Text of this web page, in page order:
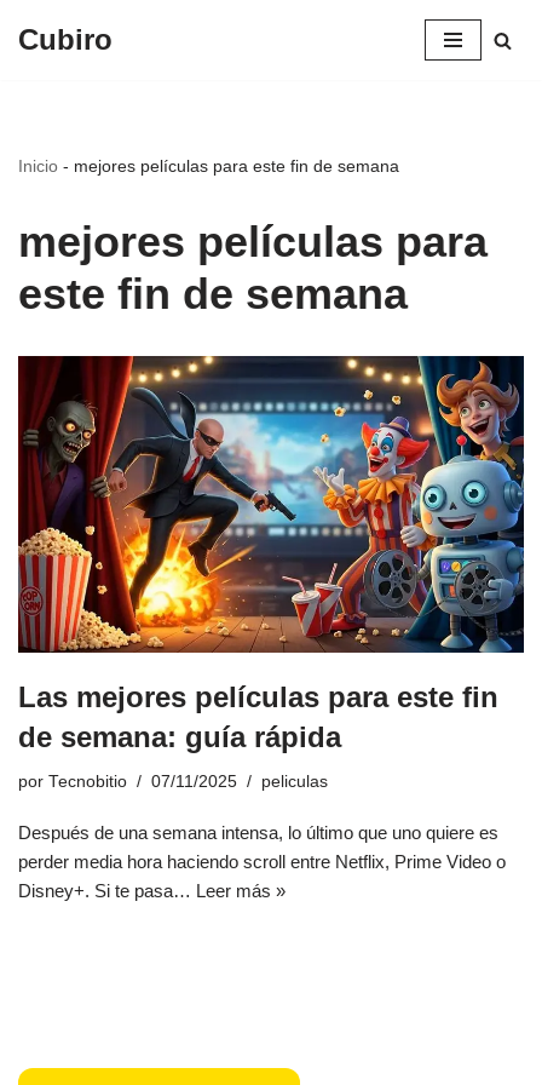
Cubiro
Inicio - mejores películas para este fin de semana
mejores películas para
este fin de semana
Las mejores películas para este fin
de semana: guía rápida
por Tecnobitio 07/11/2025 peliculas
Después de una semana intensa, lo último que uno quiere es
perder media hora haciendo scroll entre Netflix, Prime Video o
Disney+. Si te pasa… Leer más »